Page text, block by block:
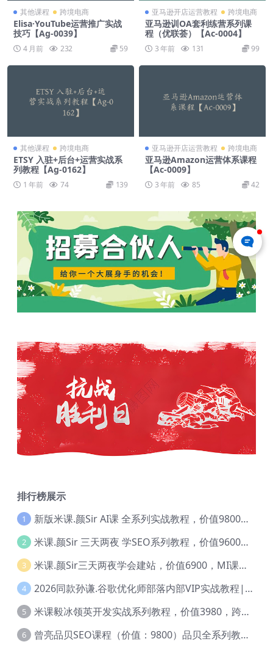
其他课程 跨境电商
Elisa·YouTube运营推广实战
技巧【Ag-0039】
4 月前 232 59
亚马逊开店运营教程 跨境电商
亚马逊训OA套利练营系列课
程（优联荟）【Ac-0004】
3 年前 131 99
其他课程 跨境电商
ETSY 入驻+后台+运营实战系
列教程【Ag-0162】
1 年前 74 139
亚马逊开店运营教程 跨境电商
亚马逊Amazon运营体系课程
【Ac-0009】
3 年前 85 42
排行榜展示
1 新版米课.颜Sir AI课 全系列实战教程，价值9800，跨境首选！【Ag-0052】
2 米课.颜Sir 三天两夜 学SEO系列教程，价值9600元，跨境人都在学 【Ag-0056】
3 米课.颜Sir三天两夜学会建站，价值6900，MI课甄选课程 【Ag-0055】
4 2026同款孙谦.谷歌优化师部落内部VIP实战教程|价值4999元全网独家解码（官方报名版本）【@034】
5 米课毅冰领英开发实战系列教程，价值3980，跨境必选【Ag-0049】
6 曾亮品贝SEO课程（价值：9800）品贝全系列教程 【Ab-0022】